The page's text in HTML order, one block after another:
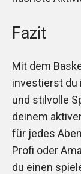
Fazit
Mit dem
investierst du
und stilvolle
deinem
für jedes
Profi oder
du einen